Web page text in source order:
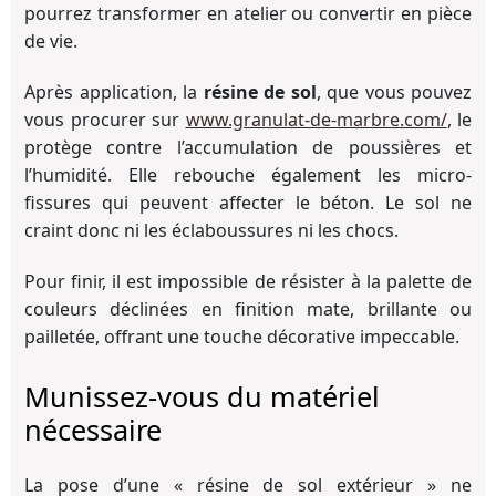
pourrez transformer en atelier ou convertir en pièce
de vie.
Après application, la résine de sol, que vous pouvez
vous procurer sur www.granulat-de-marbre.com/, le
protège contre l’accumulation de poussières et
l’humidité. Elle rebouche également les micro-
fissures qui peuvent affecter le béton. Le sol ne
craint donc ni les éclaboussures ni les chocs.
Pour finir, il est impossible de résister à la palette de
couleurs déclinées en finition mate, brillante ou
pailletée, offrant une touche décorative impeccable.
Munissez-vous du matériel
nécessaire
La pose d’une « résine de sol extérieur » ne